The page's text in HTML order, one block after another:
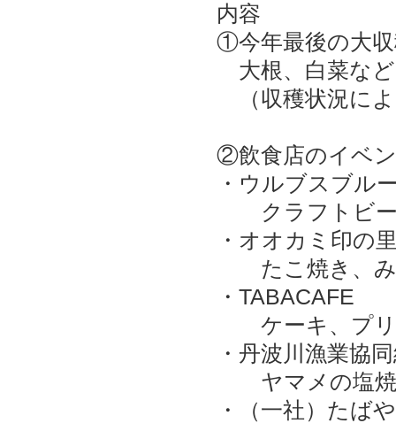
内容
①今年最後の大
大根、白菜な
（収穫状況に
②飲食店のイベ
・ウルブスブル
クラフトビ
・オオカミ印の
たこ焼き、み
・TABACAFE
ケーキ、プ
・丹波川漁業協
ヤマメの塩
・（一社）たば